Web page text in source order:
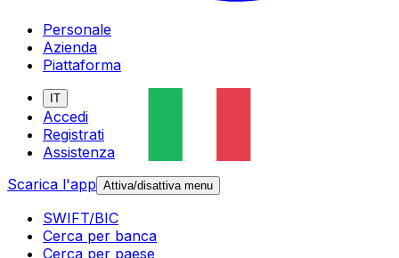
Personale
Azienda
Piattaforma
IT
Accedi
Registrati
Assistenza
Scarica l'app Attiva/disattiva menu
SWIFT/BIC
Cerca per banca
Cerca per paese